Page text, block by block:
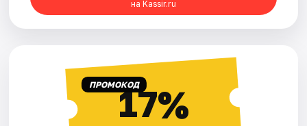
на Kassir.ru
ПРОМОКОД17%